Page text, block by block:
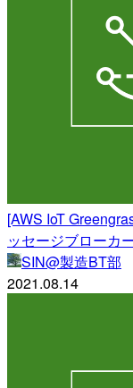
[AWS IoT
ッセージブローカ
SIN@製造BT部
2021.08.14